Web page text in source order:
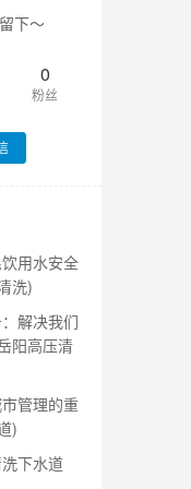
下～
0
粉丝
用水安全
洗)
解决我们
阳高压清
管理的重
)
下水道